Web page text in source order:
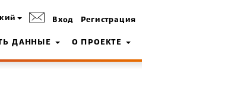
Вход Регистрация
ДАННЫЕ О ПРОЕКТЕ